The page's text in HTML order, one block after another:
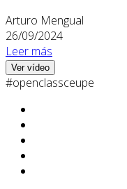
Arturo Mengual
26/09/2024
Leer más
Ver vídeo
#openclassceupe